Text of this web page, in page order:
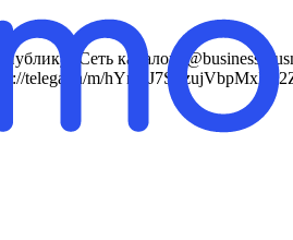
Сеть каналов:
telega.in/m/